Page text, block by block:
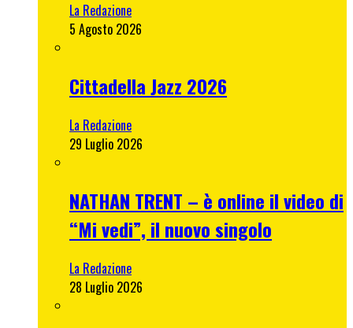
La Redazione
5 Agosto 2026
Cittadella Jazz 2026
La Redazione
29 Luglio 2026
NATHAN TRENT – è online il video di
“Mi vedi”, il nuovo singolo
La Redazione
28 Luglio 2026